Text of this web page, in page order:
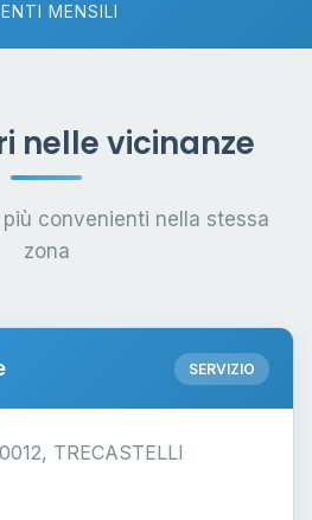
MENSILI
nelle vicinanze
più convenienti nella stessa
zona
SERVIZIO
TRECASTELLI